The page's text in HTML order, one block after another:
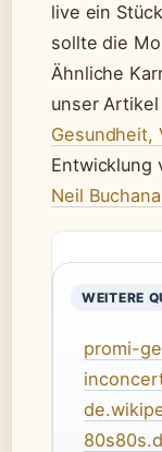
live ein
sollte die
Ähnliche
unser
Gesundheit,
Entwicklung
Neil
WEITERE
promi-